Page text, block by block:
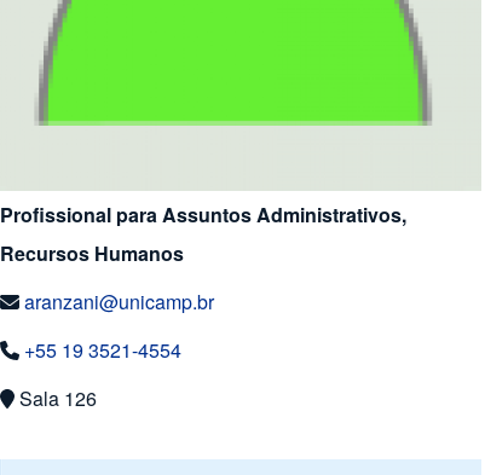
Profissional para Assuntos Administrativos,
Recursos Humanos
aranzani@unicamp.br
+55 19 3521-4554
Sala 126